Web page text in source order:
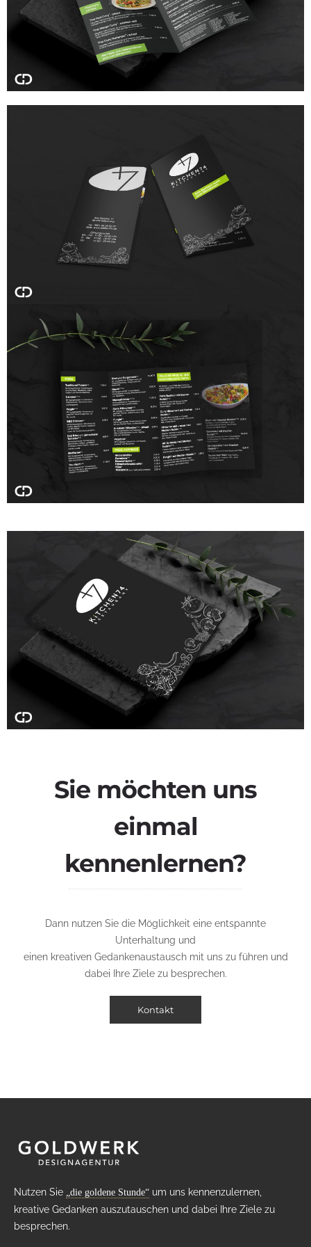
Sie möchten uns
einmal
kennenlernen?
Dann nutzen Sie die Möglichkeit eine entspannte
Unterhaltung und
einen kreativen Gedankenaustausch mit uns zu führen und
dabei Ihre Ziele zu besprechen.
Kontakt
Nutzen Sie „die goldene Stunde“ um uns kennenzulernen,
kreative Gedanken auszutauschen und dabei Ihre Ziele zu
besprechen.